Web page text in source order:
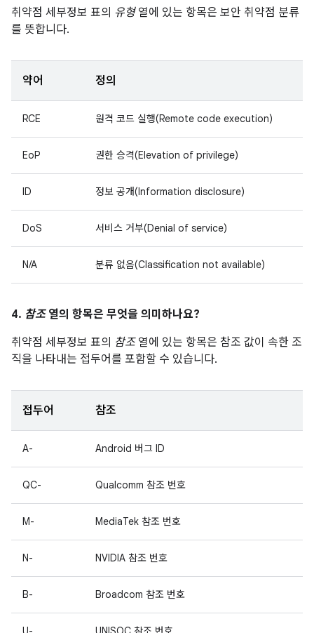
취약점 세부정보 표의 유형열에 있는 항목은 보안 취약점 분류
를 뜻합니다.
약어 정의
RCE 원격 코드 실행(Remote code execution)
EoP 권한 승격(Elevation of privilege)
ID 정보 공개(Information disclosure)
DoS 서비스 거부(Denial of service)
N/A 분류 없음(Classification not available)
4. 참조열의 항목은 무엇을 의미하나요?
취약점 세부정보 표의 참조열에 있는 항목은 참조 값이 속한 조
직을 나타내는 접두어를 포함할 수 있습니다.
접두어 참조
A- Android 버그 ID
QC- Qualcomm 참조 번호
M- MediaTek 참조 번호
N- NVIDIA 참조 번호
B- Broadcom 참조 번호